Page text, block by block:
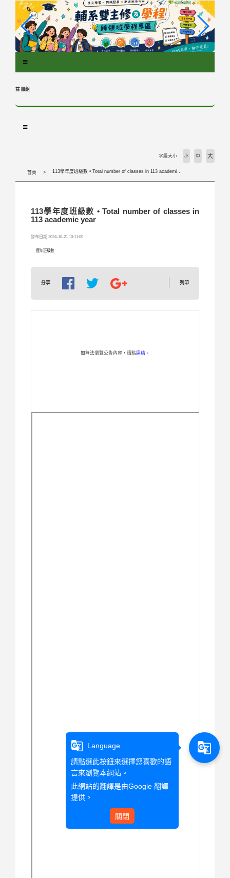
註冊組
首頁 113學年度班級數 • Total number of classes in 113 academic year
字級大小 小 中 大
113學年度班級數 • Total number of classes in
113 academic year
發布日期 2024-10-21 10:11:00
歷年班級數
分享 列印
如無法瀏覽公告內容，請點連結。
g_translate
Language
請點選此按鈕來選擇您喜歡的語
言來瀏覽本網站。
此網站的翻譯是由Google 翻譯
提供。
關閉
g_translate